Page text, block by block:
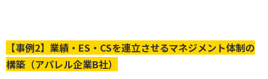
【事例2】業績・ES・CSを連立させるマネジメント体制の
構築（アパレル企業B社）